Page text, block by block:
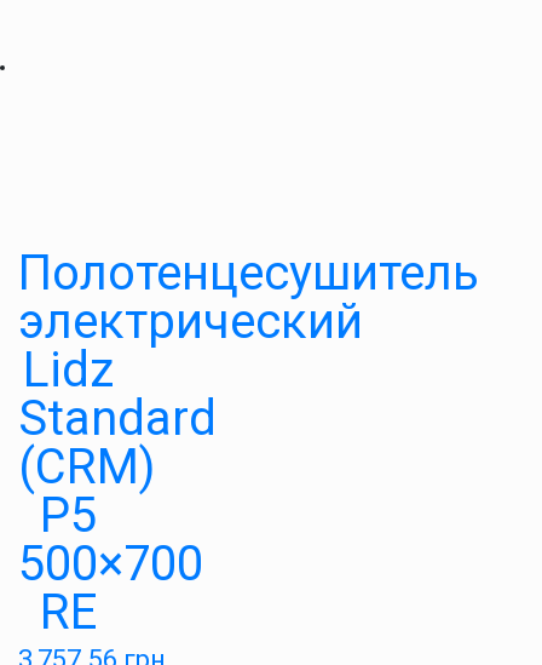
Полотенцесушитель
электрический
Lidz
Standard
(CRM)
P5
500×700
RE